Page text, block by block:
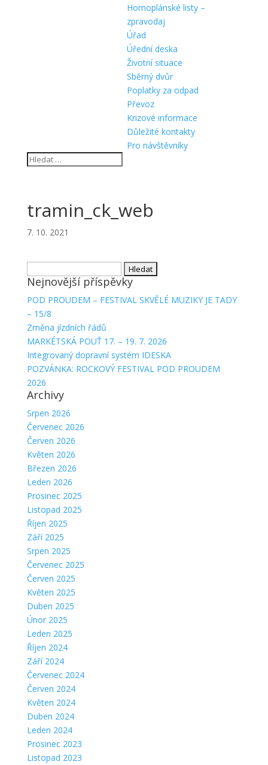
Hornoplánské listy –
zpravodaj
Úřad
Úřední deska
Životní situace
Sběrný dvůr
Poplatky za odpad
Převoz
Krizové informace
Důležité kontakty
Pro návštěvníky
tramin_ck_web
7. 10. 2021
Nejnovější příspěvky
POD PROUDEM – FESTIVAL SKVĚLÉ MUZIKY JE TADY
– 15/8
Změna jízdních řádů
MARKÉTSKÁ POUŤ 17. – 19. 7. 2026
Integrovaný dopravní systém IDESKA
POZVÁNKA: ROCKOVÝ FESTIVAL POD PROUDEM
2026
Archivy
Srpen 2026
Červenec 2026
Červen 2026
Květen 2026
Březen 2026
Leden 2026
Prosinec 2025
Listopad 2025
Říjen 2025
Září 2025
Srpen 2025
Červenec 2025
Červen 2025
Květen 2025
Duben 2025
Únor 2025
Leden 2025
Říjen 2024
Září 2024
Červenec 2024
Červen 2024
Květen 2024
Duben 2024
Leden 2024
Prosinec 2023
Listopad 2023